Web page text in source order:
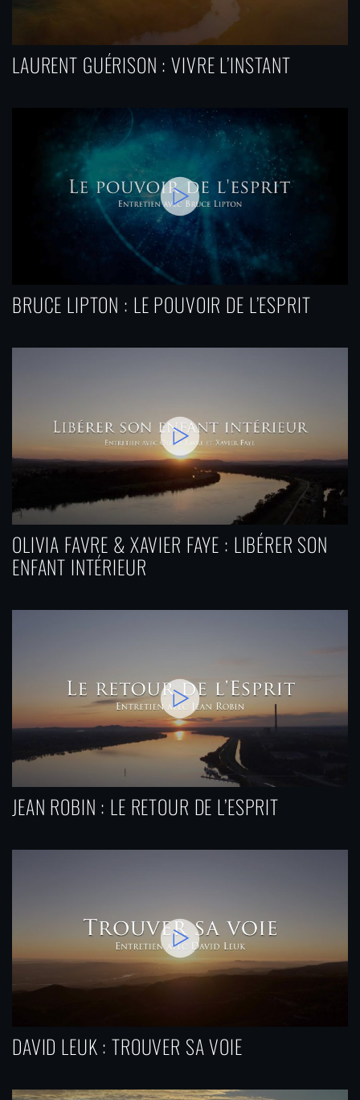
LAURENT GUÉRISON : VIVRE L’INSTANT
BRUCE LIPTON : LE POUVOIR DE L’ESPRIT
OLIVIA FAVRE & XAVIER FAYE : LIBÉRER SON
ENFANT INTÉRIEUR
JEAN ROBIN : LE RETOUR DE L’ESPRIT
DAVID LEUK : TROUVER SA VOIE